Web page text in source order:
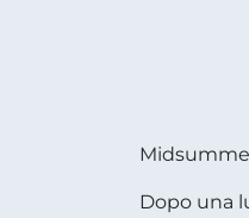
Dopo una